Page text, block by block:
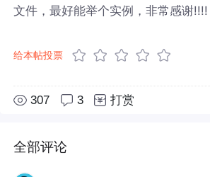
文件，最好能举个实例，非常感谢!!!!
给本帖投票
307 3 打赏
全部评论